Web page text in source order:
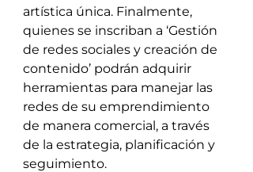
artística única. Finalmente,
quienes se inscriban a ‘Gestión
de redes sociales y creación de
contenido’ podrán adquirir
herramientas para manejar las
redes de su emprendimiento
de manera comercial, a través
de la estrategia, planificación y
seguimiento.